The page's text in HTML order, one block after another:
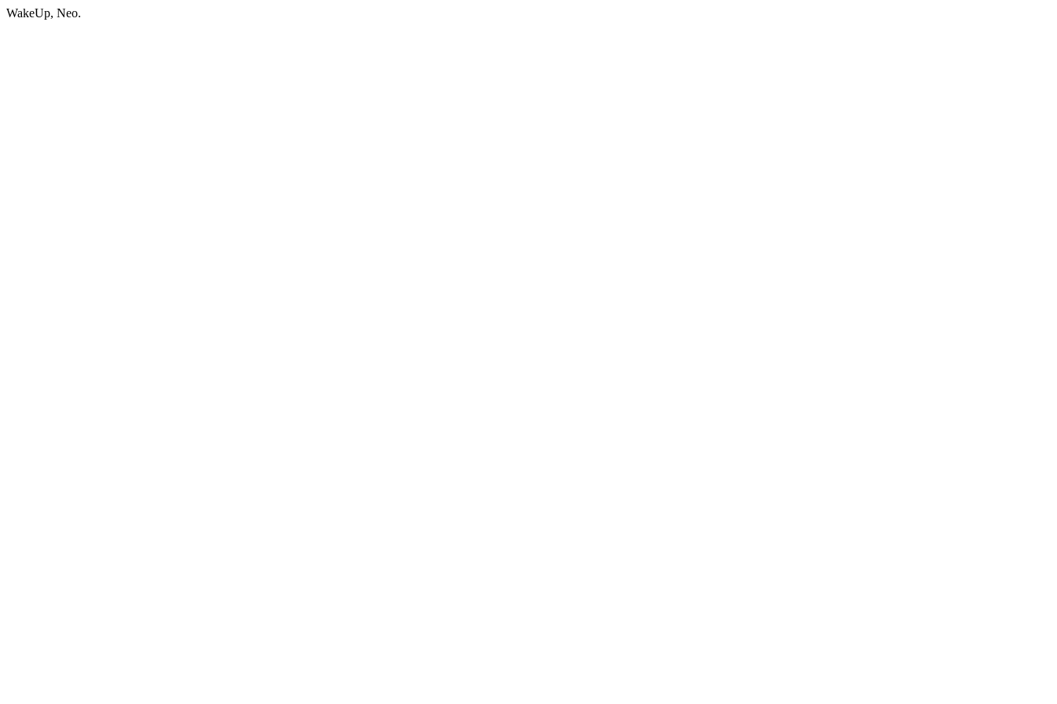
WakeUp, Neo.